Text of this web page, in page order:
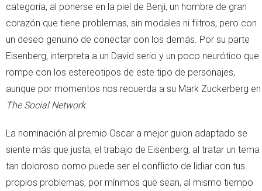
categoría, al ponerse en la piel de Benji, un hombre de gran
corazón que tiene problemas, sin modales ni filtros, pero con
un deseo genuino de conectar con los demás. Por su parte
Eisenberg, interpreta a un David serio y un poco neurótico que
rompe con los estereotipos de este tipo de personajes,
aunque por momentos nos recuerda a su Mark Zuckerberg en
The Social Network.
La nominación al premio Oscar a mejor guion adaptado se
siente más que justa, el trabajo de Eisenberg, al tratar un tema
tan doloroso como puede ser el conflicto de lidiar con tus
propios problemas, por mínimos que sean, al mismo tiempo